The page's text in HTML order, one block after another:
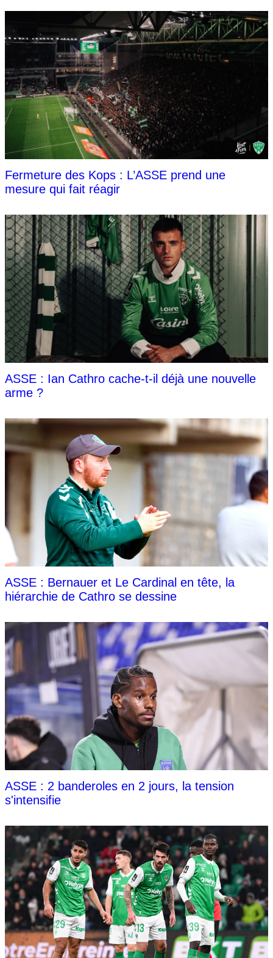
Fermeture des Kops : L’ASSE prend une
mesure qui fait réagir
ASSE : Ian Cathro cache-t-il déjà une nouvelle
arme ?
ASSE : Bernauer et Le Cardinal en tête, la
hiérarchie de Cathro se dessine
ASSE : 2 banderoles en 2 jours, la tension
s'intensifie